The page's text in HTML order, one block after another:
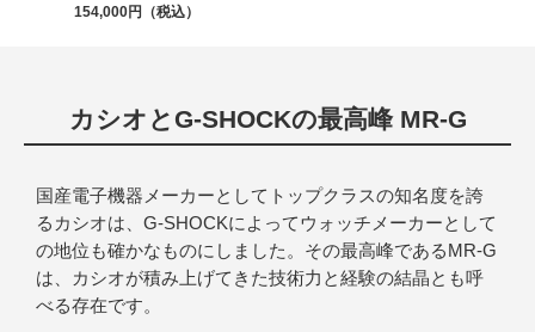
154,000
カシオとG-SHOCKの最高峰 MR-G
国産電子機器メーカーとしてトップクラスの知名度を誇
るカシオは、G-SHOCKによってウォッチメーカーとして
の地位も確かなものにしました。その最高峰であるMR-G
は、カシオが積み上げてきた技術力と経験の結晶とも呼
べる存在です。